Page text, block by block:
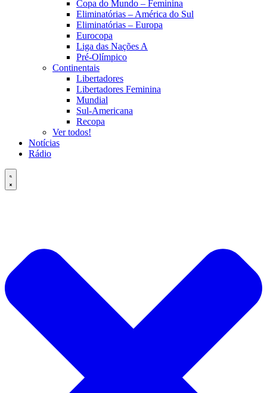
Copa do Mundo – Feminina
Eliminatórias – América do Sul
Eliminatórias – Europa
Eurocopa
Liga das Nações A
Pré-Olímpico
Continentais
Libertadores
Libertadores Feminina
Mundial
Sul-Americana
Recopa
Ver todos!
Notícias
Rádio